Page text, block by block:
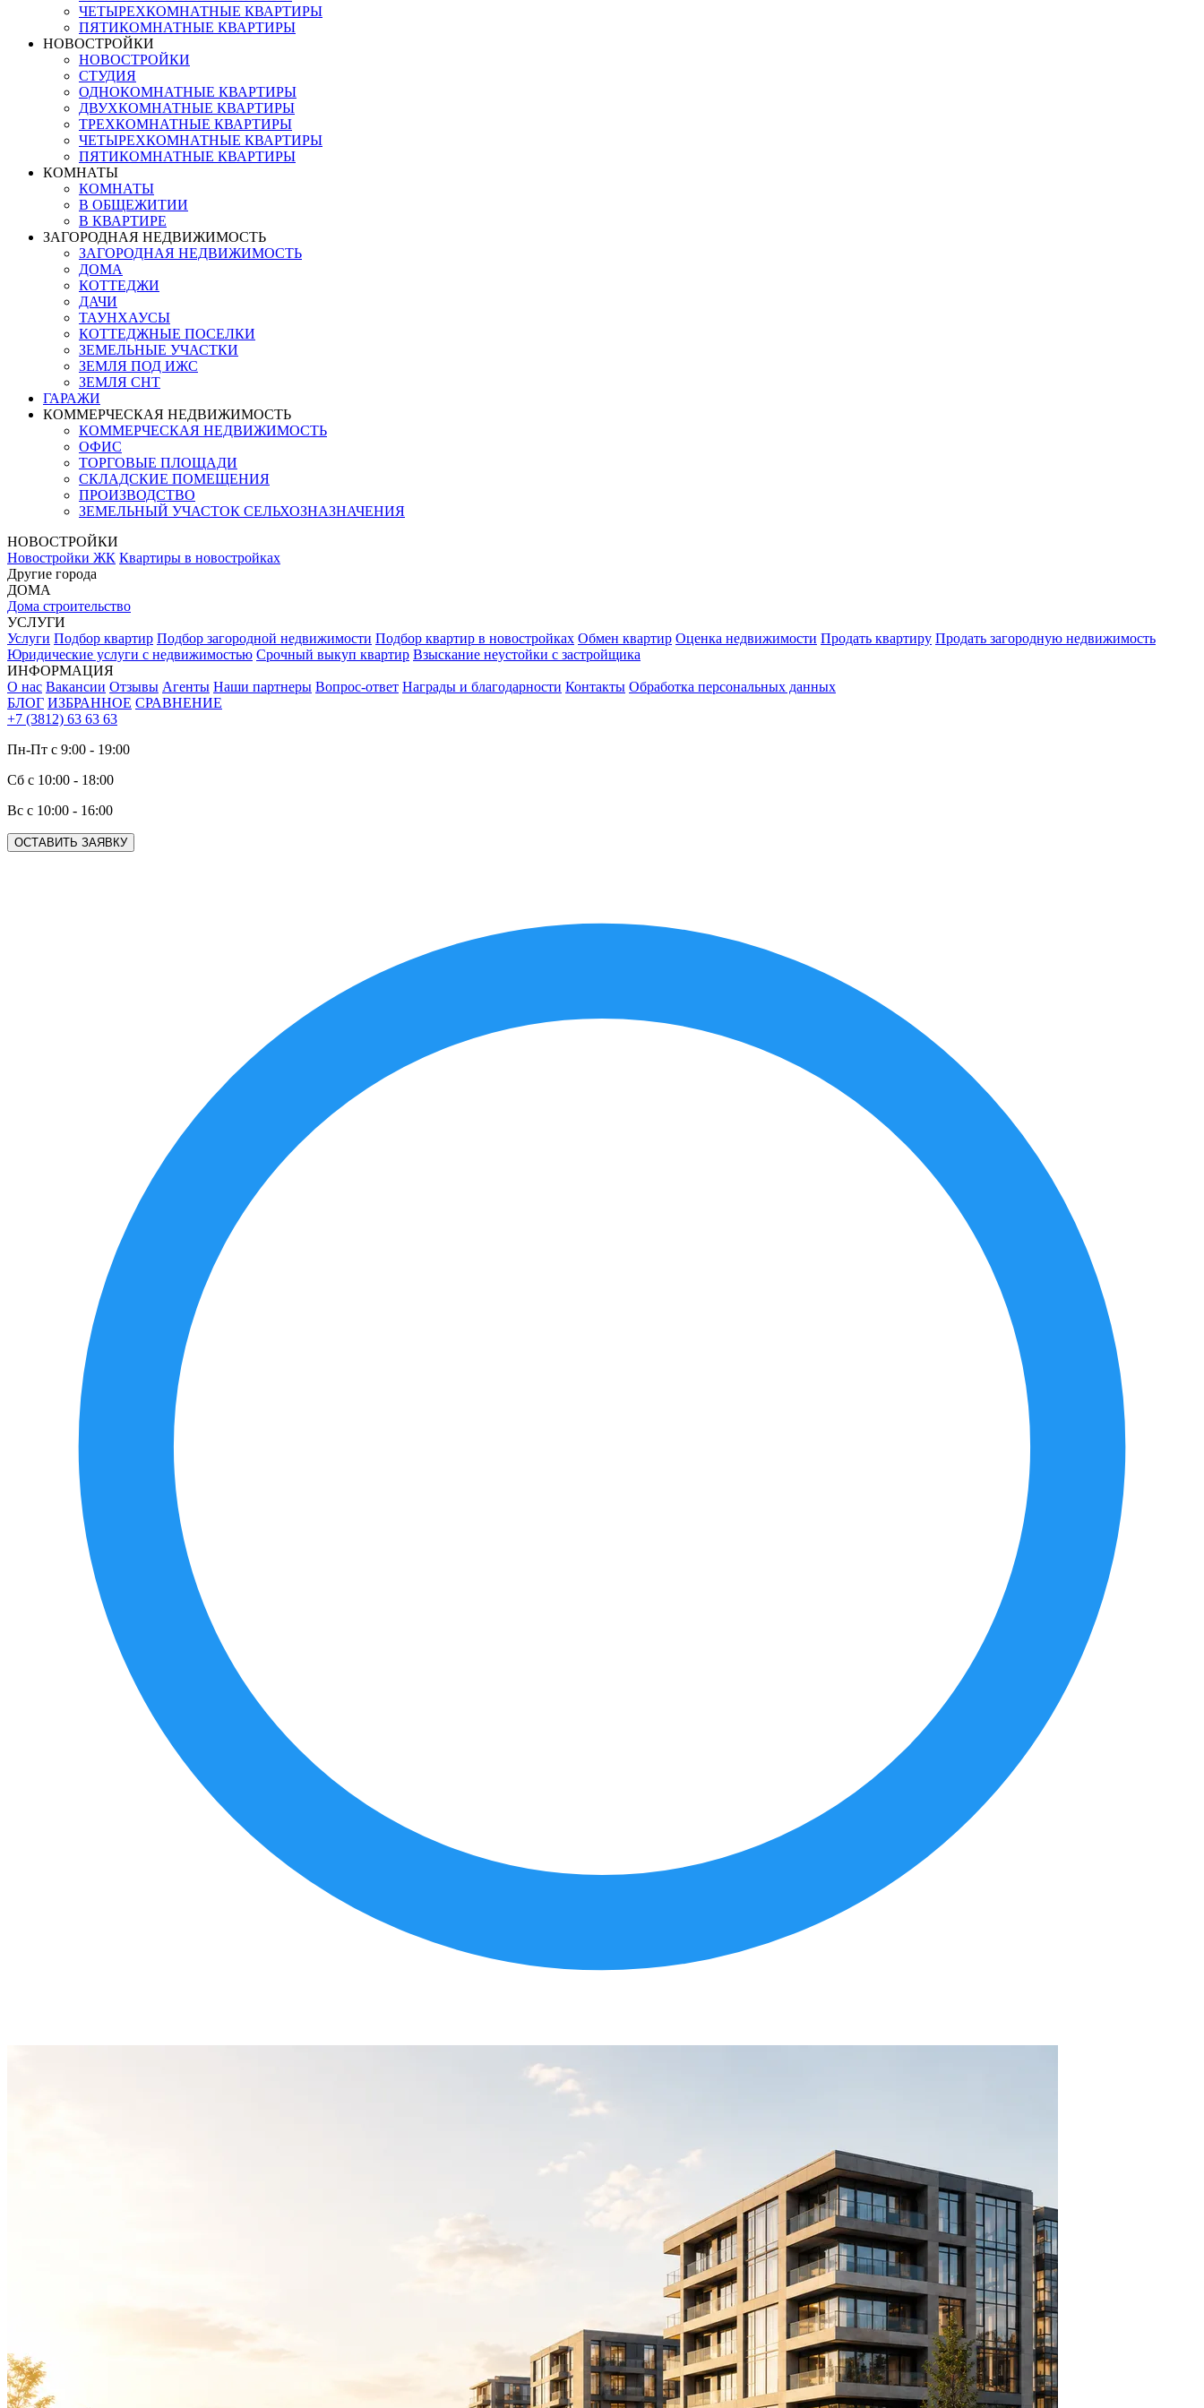
ЧЕТЫРЕХКОМНАТНЫЕ КВАРТИРЫ
ПЯТИКОМНАТНЫЕ КВАРТИРЫ
НОВОСТРОЙКИ
НОВОСТРОЙКИ
СТУДИЯ
ОДНОКОМНАТНЫЕ КВАРТИРЫ
ДВУХКОМНАТНЫЕ КВАРТИРЫ
ТРЕХКОМНАТНЫЕ КВАРТИРЫ
ЧЕТЫРЕХКОМНАТНЫЕ КВАРТИРЫ
ПЯТИКОМНАТНЫЕ КВАРТИРЫ
КОМНАТЫ
КОМНАТЫ
В ОБЩЕЖИТИИ
В КВАРТИРЕ
ЗАГОРОДНАЯ НЕДВИЖИМОСТЬ
ЗАГОРОДНАЯ НЕДВИЖИМОСТЬ
ДОМА
КОТТЕДЖИ
ДАЧИ
ТАУНХАУСЫ
КОТТЕДЖНЫЕ ПОСЕЛКИ
ЗЕМЕЛЬНЫЕ УЧАСТКИ
ЗЕМЛЯ ПОД ИЖС
ЗЕМЛЯ СНТ
ГАРАЖИ
КОММЕРЧЕСКАЯ НЕДВИЖИМОСТЬ
КОММЕРЧЕСКАЯ НЕДВИЖИМОСТЬ
ОФИС
ТОРГОВЫЕ ПЛОЩАДИ
СКЛАДСКИЕ ПОМЕЩЕНИЯ
ПРОИЗВОДСТВО
ЗЕМЕЛЬНЫЙ УЧАСТОК СЕЛЬХОЗНАЗНАЧЕНИЯ
НОВОСТРОЙКИ
Новостройки ЖК Квартиры в новостройках
Другие города
ДОМА
Дома строительство
УСЛУГИ
Услуги Подбор квартир Подбор загородной недвижимости Подбор квартир в новостройках Обмен квартир Оценка недвижимости Продать квартиру Продать загородную недвижимость
Юридические услуги с недвижимостью Срочный выкуп квартир Взыскание неустойки с застройщика
ИНФОРМАЦИЯ
О нас Вакансии Отзывы Агенты Наши партнеры Вопрос-ответ Награды и благодарности Контакты Обработка персональных данных
БЛОГ ИЗБРАННОЕ СРАВНЕНИЕ
+7 (3812) 63 63 63
Пн-Пт с 9:00 - 19:00
Сб с 10:00 - 18:00
Вс с 10:00 - 16:00
ОСТАВИТЬ ЗАЯВКУ